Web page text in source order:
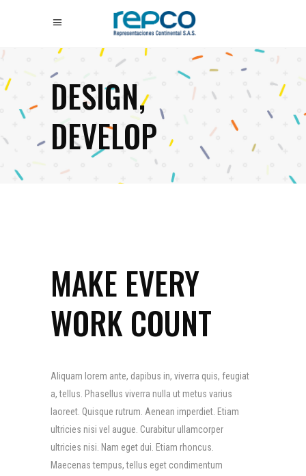
DESIGN,
DEVELOP
MAKE EVERY
WORK COUNT
Aliquam lorem ante, dapibus in, viverra quis, feugiat
a, tellus. Phasellus viverra nulla ut metus varius
laoreet. Quisque rutrum. Aenean imperdiet. Etiam
ultricies nisi vel augue. Curabitur ullamcorper
ultricies nisi. Nam eget dui. Etiam rhoncus.
Maecenas tempus, tellus eget condimentum